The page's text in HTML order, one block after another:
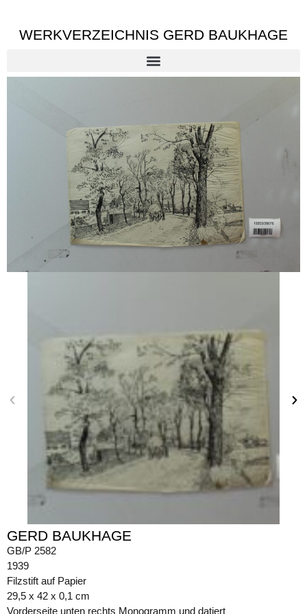
WERKVERZEICHNIS GERD BAUKHAGE
GERD BAUKHAGE
GB/P 2582
1939
Filzstift auf Papier
29,5 x 42 x 0,1 cm
Vorderseite unten rechts Monogramm und datiert